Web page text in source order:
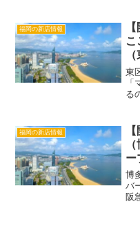
の
福岡の新店情報
こ
ン
東
る
福岡の新店情報
ー
博
バ
阪